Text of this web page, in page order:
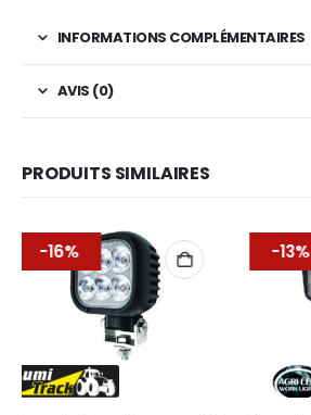
INFORMATIONS COMPLÉMENTAIRES
AVIS (0)
PRODUITS SIMILAIRES
-13% -8%